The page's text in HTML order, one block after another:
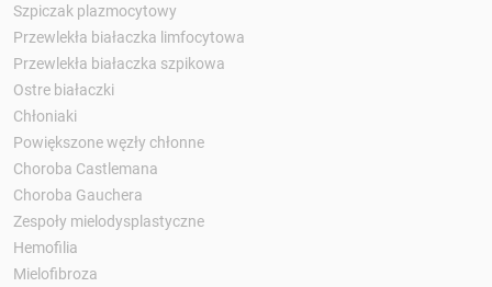
Szpiczak plazmocytowy
Przewlekła białaczka limfocytowa
Przewlekła białaczka szpikowa
Ostre białaczki
Chłoniaki
Powiększone węzły chłonne
Choroba Castlemana
Choroba Gauchera
Zespoły mielodysplastyczne
Hemofilia
Mielofibroza